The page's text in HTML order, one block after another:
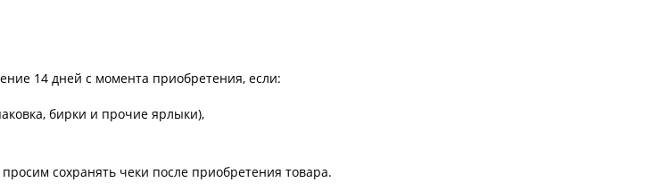
14 дней с момента приобретения, если:
бирки и прочие ярлыки),
сохранять чеки после приобретения товара.